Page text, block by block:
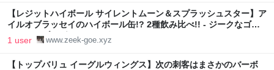
【レジットハイボール サイレントムーン＆スプラッシュスター】ア
イルオブラッセイのハイボール缶!? 2種飲み比べ!! - ジークなゴエ
のんべぇブログ
1 user www.zeek-goe.xyz
【トップバリュ イーグルウィングス】次の刺客はまさかのバーボ